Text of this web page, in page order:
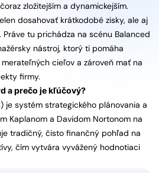
zložitejším a dynamickejším.
dosahovať krátkodobé zisky, ale aj
tu prichádza na scénu Balanced
nástroj, ktorý ti pomáha
cieľov a zároveň mať na
firmy.
a prečo je kľúčový?
je systém strategického plánovania a
Kaplanom a Davidom Nortonom na
tradičný, čisto finančný pohľad na
čím vytvára vyvážený hodnotiaci